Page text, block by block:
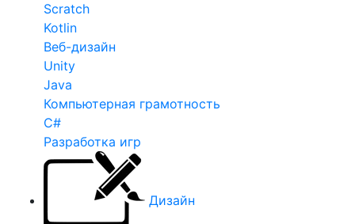
Scratch
Kotlin
Веб-дизайн
Unity
Java
Компьютерная грамотность
C#
Разработка игр
Дизайн